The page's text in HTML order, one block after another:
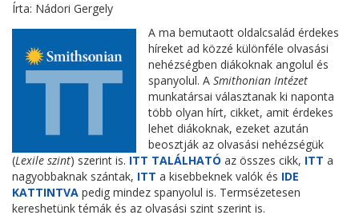
Írta: Nádori Gergely
A ma bemutaott oldalcsalád érdekes
híreket ad közzé különféle olvasási
nehézségben diákoknak angolul és
spanyolul. A Smithonian Intézet
munkatársai választanak ki naponta
több olyan hírt, cikket, amit érdekes
lehet diákoknak, ezeket azután
beosztják az olvasási nehézségük
(Lexile szint) szerint is. ITT TALÁLHATÓ az összes cikk, ITT a
nagyobbaknak szántak, ITT a kisebbeknek valók és IDE
KATTINTVA pedig mindez spanyolul is. Termsézetesen
kereshetünk témák és az olvasási szint szerint is.